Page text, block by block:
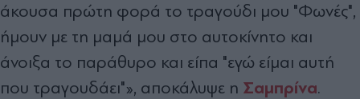
άκουσα πρώτη φορά το τραγούδι μου "Φωνές",
ήμουν με τη μαμά μου στο αυτοκίνητο και
άνοιξα το παράθυρο και είπα "εγώ είμαι αυτή
που τραγουδάει"», αποκάλυψε η Σαμπρίνα.